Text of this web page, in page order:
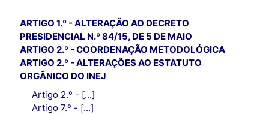
ARTIGO 1.º - ALTERAÇÃO AO DECRETO
PRESIDENCIAL N.º 84/15, DE 5 DE MAIO
ARTIGO 2.º - COORDENAÇÃO METODOLÓGICA
ARTIGO 2.º - ALTERAÇÕES AO ESTATUTO
ORGÂNICO DO INEJ
Artigo 2.º - [...]
Artigo 7.º - [...]